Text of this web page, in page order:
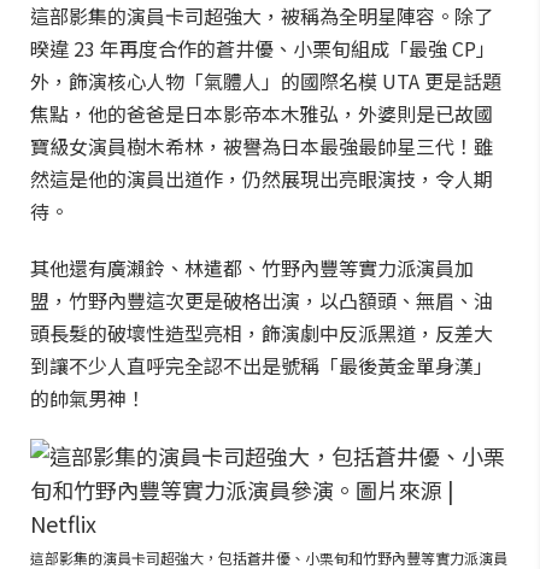
這部影集的演員卡司超強大，被稱為全明星陣容。除了
暌違 23 年再度合作的蒼井優、小栗旬組成「最強 CP」
外，飾演核心人物「氣體人」的國際名模 UTA 更是話題
焦點，他的爸爸是日本影帝本木雅弘，外婆則是已故國
寶級女演員樹木希林，被譽為日本最強最帥星三代！雖
然這是他的演員出道作，仍然展現出亮眼演技，令人期
待。
其他還有廣瀨鈴、林遣都、竹野內豐等實力派演員加
盟，竹野內豐這次更是破格出演，以凸額頭、無眉、油
頭長髮的破壞性造型亮相，飾演劇中反派黑道，反差大
到讓不少人直呼完全認不出是號稱「最後黃金單身漢」
的帥氣男神！
這部影集的演員卡司超強大，包括蒼井優、小栗旬和竹野內豐等實力派演員